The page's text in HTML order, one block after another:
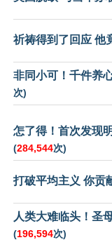
祈祷得到了回应 他
非同小可！千件养
次)
怎了得！首次发现
(284,544次)
打破平均主义 你贡
人类大难临头！圣
(196,594次)